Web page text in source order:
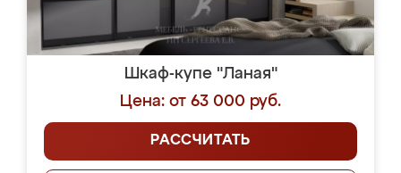
Шкаф-купе "Ланая"
Цена: от 63 000 руб.
РАССЧИТАТЬ